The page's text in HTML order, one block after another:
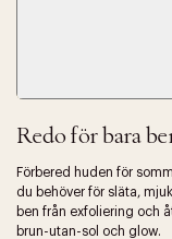
Redo för bara
Förbered huden för
du behöver för släta,
ben från exfoliering och
brun-utan-sol och glow.